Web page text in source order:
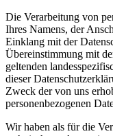
Die Verarbeitung von
Ihres Namens, der
Einklang mit der
Übereinstimmung mit
geltenden
dieser
Zweck der von uns
personenbezogenen
Wir haben als für die